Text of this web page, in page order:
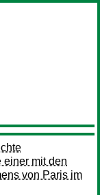
einer mit den
von Paris im